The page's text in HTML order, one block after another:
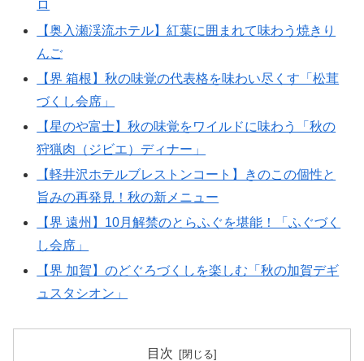
ロ
【奥入瀬渓流ホテル】紅葉に囲まれて味わう焼きり
んご
【界 箱根】秋の味覚の代表格を味わい尽くす「松茸
づくし会席」
【星のや富士】秋の味覚をワイルドに味わう「秋の
狩猟肉（ジビエ）ディナー」
【軽井沢ホテルブレストンコート】きのこの個性と
旨みの再発見！秋の新メニュー
【界 遠州】10月解禁のとらふぐを堪能！「ふぐづく
し会席」
【界 加賀】のどぐろづくしを楽しむ「秋の加賀デギ
ュスタシオン」
目次